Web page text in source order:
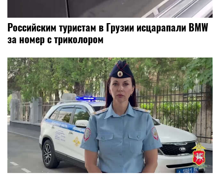
Российским туристам в Грузии исцарапали BMW
за номер с триколором